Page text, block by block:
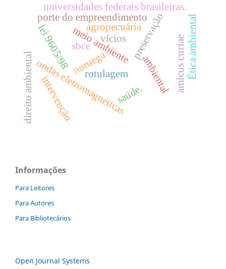
ambiental
noruega
meio ambiente
ondas eletromagnéticassaúde.
intervenção
preservação
direito ambiental
universidades federais brasileiras.
Ética ambiental
amicus curiae
porte do empreendimento
agropecuária
sbce
lei 9605/98 vícios
rotulagem
Informações
Para Leitores
Para Autores
Para Bibliotecários
Open Journal Systems